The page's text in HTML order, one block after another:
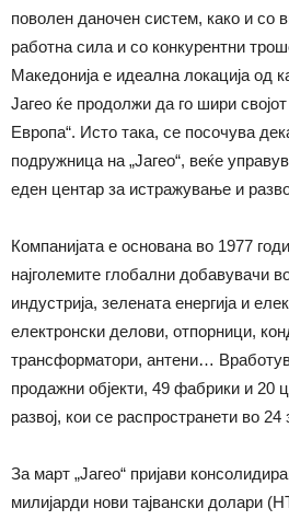
поволен даночен систем, како и со
работна сила и со конкурентни
Македонија е идеална локација од
Јагео ќе продолжи да го шири
Европа“. Исто така, се посочува
подружница на „Јагео“, веќе
еден центар за истражување и
Компанијата е основана во 1977
најголемите глобални добавувачи
индустрија, зелената енергија и
електронски делови, отпорници,
трансформатори, антени…
продажни објекти, 49 фабрики и 20
развој, кои се распространети во 24
За март „Јагео“ пријави
милијарди нови тајвански долари